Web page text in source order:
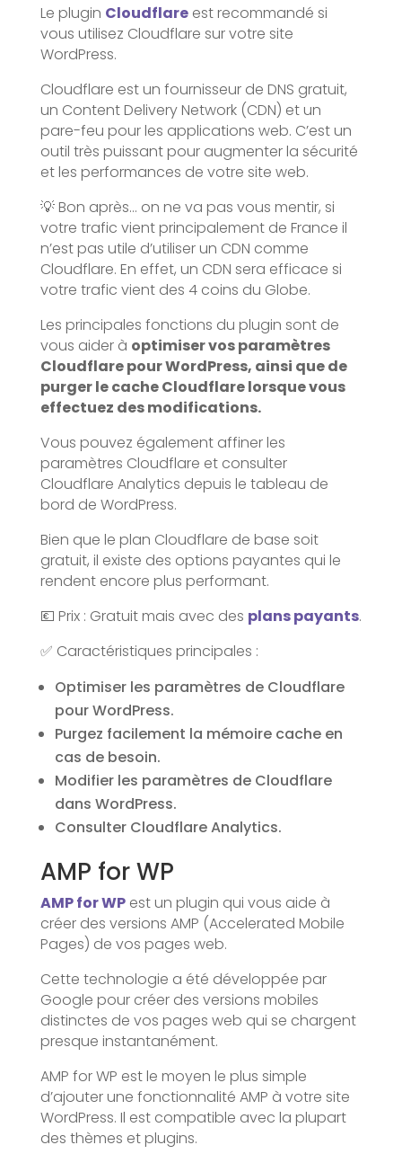
Le plugin Cloudflareest recommandé si
vous utilisez Cloudflare sur votre site
WordPress.
Cloudflare est un fournisseur de DNS gratuit,
un Content Delivery Network (CDN) et un
pare-feu pour les applications web. C’est un
outil très puissant pour augmenter la sécurité
et les performances de votre site web.
💡 Bon après… on ne va pas vous mentir, si
votre trafic vient principalement de France il
n’est pas utile d’utiliser un CDN comme
Cloudflare. En effet, un CDN sera efficace si
votre trafic vient des 4 coins du Globe.
Les principales fonctions du plugin sont de
vous aider à optimiser vos paramètres
Cloudflare pour WordPress, ainsi que de
purger le cache Cloudflare lorsque vous
effectuez des modifications.
Vous pouvez également affiner les
paramètres Cloudflare et consulter
Cloudflare Analytics depuis le tableau de
bord de WordPress.
Bien que le plan Cloudflare de base soit
gratuit, il existe des options payantes qui le
rendent encore plus performant.
💶 Prix : Gratuit mais avec des plans payants.
✅ Caractéristiques principales :
Optimiser les paramètres de Cloudflare
pour WordPress.
Purgez facilement la mémoire cache en
cas de besoin.
Modifier les paramètres de Cloudflare
dans WordPress.
Consulter Cloudflare Analytics.
AMP for WP
AMP for WPest un plugin qui vous aide à
créer des versions AMP (Accelerated Mobile
Pages) de vos pages web.
Cette technologie a été développée par
Google pour créer des versions mobiles
distinctes de vos pages web qui se chargent
presque instantanément.
AMP for WP est le moyen le plus simple
d’ajouter une fonctionnalité AMP à votre site
WordPress. Il est compatible avec la plupart
des thèmes et plugins.